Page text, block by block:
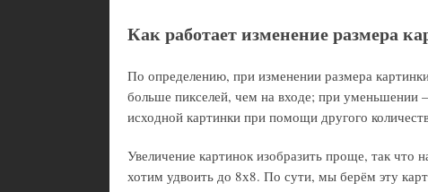
Как работает изменение размера
По определению, при изменении размера
больше пикселей, чем на входе; при уменьшении
исходной картинки при помощи другого
Увеличение картинок изобразить проще, так что
хотим удвоить до 8х8. По сути, мы берём эту